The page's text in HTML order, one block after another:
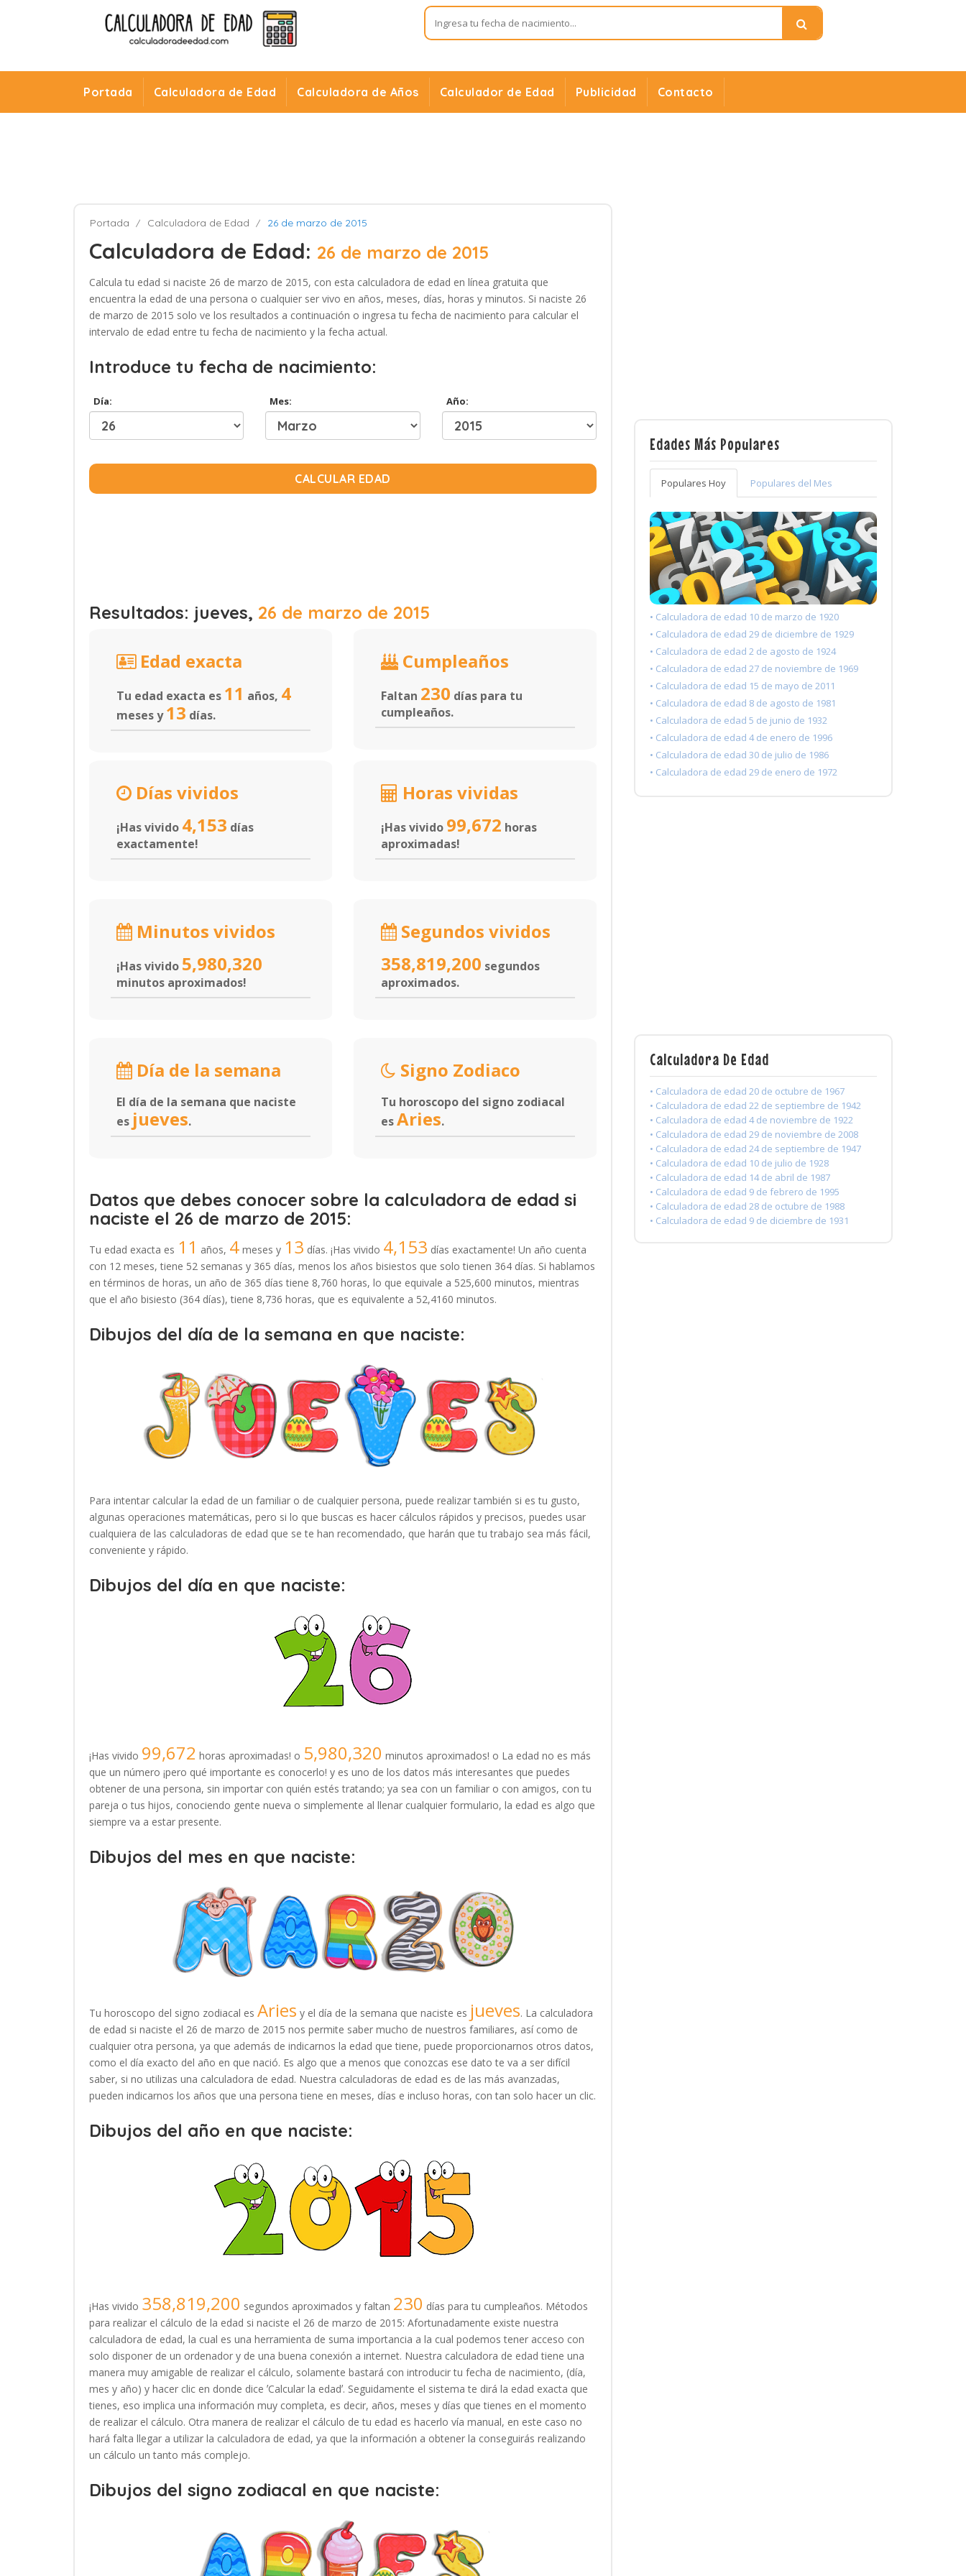
Portada Calculadora de Edad Calculadora de Años Calculador de Edad Publicidad Contacto
Portada Calculadora de Edad 26 de marzo de 2015
Calculadora de Edad: 26 de marzo de 2015
Calcula tu edad si naciste 26 de marzo de 2015, con esta calculadora de edad en línea gratuita que
encuentra la edad de una persona o cualquier ser vivo en años, meses, días, horas y minutos. Si naciste 26
de marzo de 2015 solo ve los resultados a continuación o ingresa tu fecha de nacimiento para calcular el
intervalo de edad entre tu fecha de nacimiento y la fecha actual.
Introduce tu fecha de nacimiento:
Día: Mes: Año:
CALCULAR EDAD
Resultados: jueves, 26 de marzo de 2015
Edad exacta
Tu edad exacta es 11 años, 4
meses y13 días.
Cumpleaños
Faltan 230 días para tu
cumpleaños.
Días vividos
¡Has vivido 4,153 días
exactamente!
Horas vividas
¡Has vivido 99,672 horas
aproximadas!
Minutos vividos
¡Has vivido 5,980,320
minutos aproximados!
Segundos vividos
358,819,200 segundos
aproximados.
Día de la semana
El día de la semana que naciste
es jueves.
Signo Zodiaco
Tu horoscopo del signo zodiacal
esAries.
Datos que debes conocer sobre la calculadora de edad si
naciste el 26 de marzo de 2015:
Tu edad exacta es 11 años, 4 meses y 13 días. ¡Has vivido 4,153 días exactamente! Un año cuenta
con 12 meses, tiene 52 semanas y 365 días, menos los años bisiestos que solo tienen 364 días. Si hablamos
en términos de horas, un año de 365 días tiene 8,760 horas, lo que equivale a 525,600 minutos, mientras
que el año bisiesto (364 días), tiene 8,736 horas, que es equivalente a 52,4160 minutos.
Dibujos del día de la semana en que naciste:
Para intentar calcular la edad de un familiar o de cualquier persona, puede realizar también si es tu gusto,
algunas operaciones matemáticas, pero si lo que buscas es hacer cálculos rápidos y precisos, puedes usar
cualquiera de las calculadoras de edad que se te han recomendado, que harán que tu trabajo sea más fácil,
conveniente y rápido.
Dibujos del día en que naciste:
¡Has vivido 99,672 horas aproximadas! o 5,980,320 minutos aproximados! o La edad no es más
que un número ¡pero qué importante es conocerlo! y es uno de los datos más interesantes que puedes
obtener de una persona, sin importar con quién estés tratando; ya sea con un familiar o con amigos, con tu
pareja o tus hijos, conociendo gente nueva o simplemente al llenar cualquier formulario, la edad es algo que
siempre va a estar presente.
Dibujos del mes en que naciste:
Tu horoscopo del signo zodiacal es Aries y el día de la semana que naciste es jueves. La calculadora
de edad si naciste el 26 de marzo de 2015 nos permite saber mucho de nuestros familiares, así como de
cualquier otra persona, ya que además de indicarnos la edad que tiene, puede proporcionarnos otros datos,
como el día exacto del año en que nació. Es algo que a menos que conozcas ese dato te va a ser difícil
saber, si no utilizas una calculadora de edad. Nuestra calculadoras de edad es de las más avanzadas,
pueden indicarnos los años que una persona tiene en meses, días e incluso horas, con tan solo hacer un clic.
Dibujos del año en que naciste:
¡Has vivido 358,819,200 segundos aproximados y faltan 230 días para tu cumpleaños. Métodos
para realizar el cálculo de la edad si naciste el 26 de marzo de 2015: Afortunadamente existe nuestra
calculadora de edad, la cual es una herramienta de suma importancia a la cual podemos tener acceso con
solo disponer de un ordenador y de una buena conexión a internet. Nuestra calculadora de edad tiene una
manera muy amigable de realizar el cálculo, solamente bastará con introducir tu fecha de nacimiento, (día,
mes y año) y hacer clic en donde dice ʼCalcular la edadʼ. Seguidamente el sistema te dirá la edad exacta que
tienes, eso implica una información muy completa, es decir, años, meses y días que tienes en el momento
de realizar el cálculo. Otra manera de realizar el cálculo de tu edad es hacerlo vía manual, en este caso no
hará falta llegar a utilizar la calculadora de edad, ya que la información a obtener la conseguirás realizando
un cálculo un tanto más complejo.
Dibujos del signo zodiacal en que naciste:
Edades Más Populares
Populares Hoy Populares del Mes
• Calculadora de edad 10 de marzo de 1920
• Calculadora de edad 29 de diciembre de 1929
• Calculadora de edad 2 de agosto de 1924
• Calculadora de edad 27 de noviembre de 1969
• Calculadora de edad 15 de mayo de 2011
• Calculadora de edad 8 de agosto de 1981
• Calculadora de edad 5 de junio de 1932
• Calculadora de edad 4 de enero de 1996
• Calculadora de edad 30 de julio de 1986
• Calculadora de edad 29 de enero de 1972
Calculadora De Edad
• Calculadora de edad 20 de octubre de 1967
• Calculadora de edad 22 de septiembre de 1942
• Calculadora de edad 4 de noviembre de 1922
• Calculadora de edad 29 de noviembre de 2008
• Calculadora de edad 24 de septiembre de 1947
• Calculadora de edad 10 de julio de 1928
• Calculadora de edad 14 de abril de 1987
• Calculadora de edad 9 de febrero de 1995
• Calculadora de edad 28 de octubre de 1988
• Calculadora de edad 9 de diciembre de 1931